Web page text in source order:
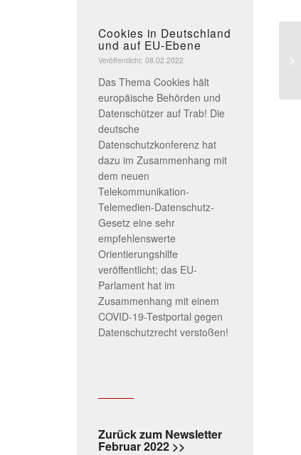
Cookies in Deutschland
und auf EU-Ebene
Veröffentlicht: 08.02.2022
Das Thema Cookies hält
europäische Behörden und
Datenschützer auf Trab! Die
deutsche
Datenschutzkonferenz hat
dazu im Zusammenhang mit
dem neuen
Telekommunikation-
Telemedien-Datenschutz-
Gesetz eine sehr
empfehlenswerte
Orientierungshilfe
veröffentlicht; das EU-
Parlament hat im
Zusammenhang mit einem
COVID-19-Testportal gegen
Datenschutzrecht verstoßen!
Zurück zum Newsletter
Februar 2022 >>